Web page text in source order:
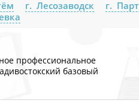
г. Лесозаводск г.
профессиональное
базовый